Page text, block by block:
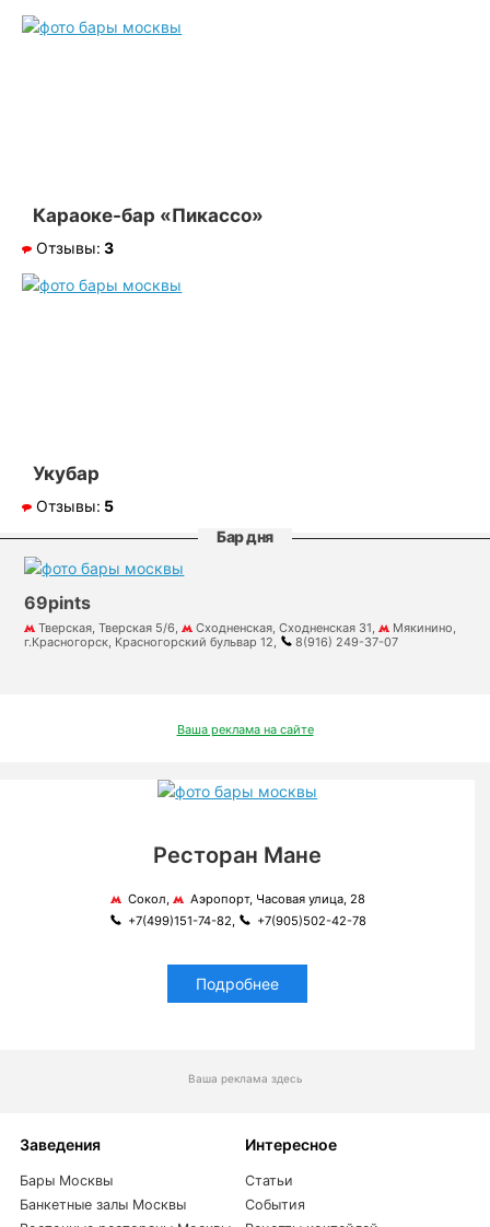
Караоке-бар «Пикассо»
Отзывы: 3
Укубар
Отзывы: 5
Бар дня
69pints
Тверская, Тверская 5/6, Сходненская, Сходненская 31,
Мякинино,
г.Красногорск, Красногорский бульвар 12,
8(916) 249-37-07
Ваша реклама на сайте
Ресторан Мане
Сокол,
Аэропорт, Часовая улица, 28
+7(499)151-74-82,
+7(905)502-42-78
Подробнее
Ваша реклама здесь
Заведения
Бары Москвы
Банкетные залы Москвы
Интересное
Статьи
События